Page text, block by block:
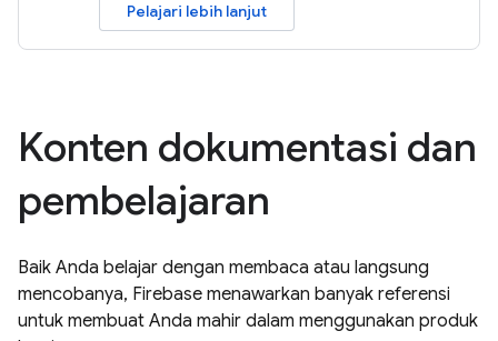
Pelajari lebih lanjut
Konten dokumentasi dan
pembelajaran
Baik Anda belajar dengan membaca atau langsung
mencobanya, Firebase menawarkan banyak referensi
untuk membuat Anda mahir dalam menggunakan produk